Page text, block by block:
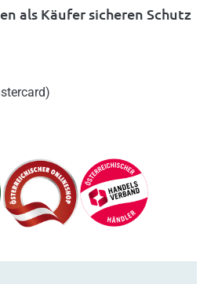
als Käufer sicheren Schutz